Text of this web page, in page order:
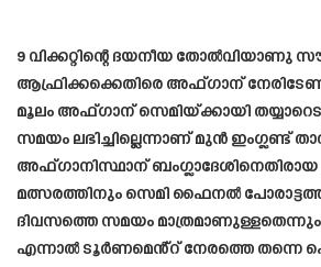
9 വിക്കറ്റിന്റെ ദയനീയ തോൽവിയാണു
ആഫ്രിക്കക്കെതിരെ അഫ്ഗാന്
മൂലം അഫ്ഗാന് സെമിയ്ക്കായി
സമയം ലഭിച്ചില്ലെന്നാണ്‌ മുന്‍ ഇംഗ്ലണ്ട്
അഫ്ഗാനിസ്ഥാന്
മത്സരത്തിനും സെമി ഫൈനൽ
ദിവസത്തെ സമയം
എന്നാൽ ടൂർണമെൻ്റ് നേരത്തെ തന്നെ